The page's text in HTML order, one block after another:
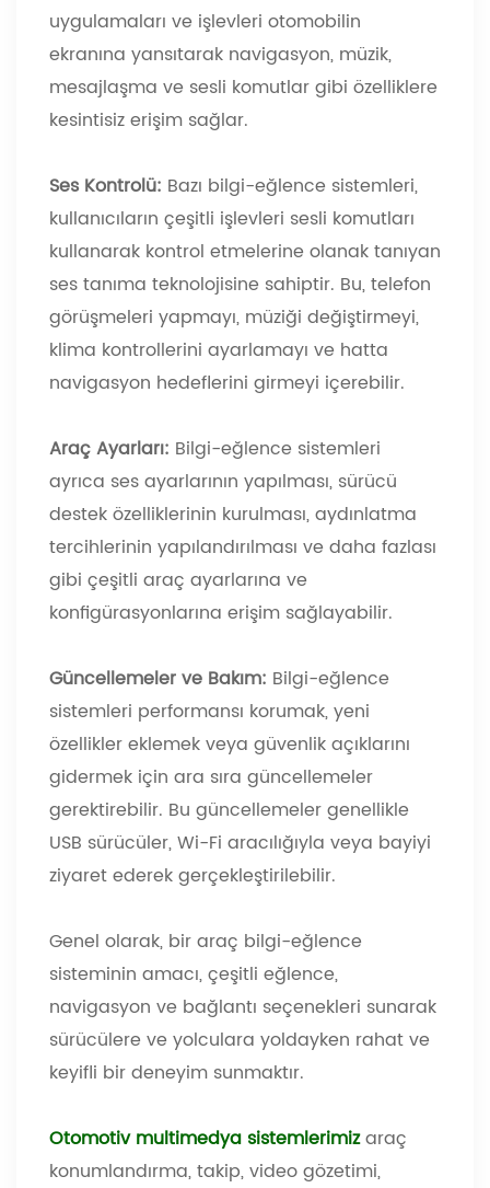
uygulamaları ve işlevleri otomobilin
ekranına yansıtarak navigasyon, müzik,
mesajlaşma ve sesli komutlar gibi özelliklere
kesintisiz erişim sağlar.
Ses Kontrolü: Bazı bilgi-eğlence sistemleri,
kullanıcıların çeşitli işlevleri sesli komutları
kullanarak kontrol etmelerine olanak tanıyan
ses tanıma teknolojisine sahiptir. Bu, telefon
görüşmeleri yapmayı, müziği değiştirmeyi,
klima kontrollerini ayarlamayı ve hatta
navigasyon hedeflerini girmeyi içerebilir.
Araç Ayarları: Bilgi-eğlence sistemleri
ayrıca ses ayarlarının yapılması, sürücü
destek özelliklerinin kurulması, aydınlatma
tercihlerinin yapılandırılması ve daha fazlası
gibi çeşitli araç ayarlarına ve
konfigürasyonlarına erişim sağlayabilir.
Güncellemeler ve Bakım: Bilgi-eğlence
sistemleri performansı korumak, yeni
özellikler eklemek veya güvenlik açıklarını
gidermek için ara sıra güncellemeler
gerektirebilir. Bu güncellemeler genellikle
USB sürücüler, Wi-Fi aracılığıyla veya bayiyi
ziyaret ederek gerçekleştirilebilir.
Genel olarak, bir araç bilgi-eğlence
sisteminin amacı, çeşitli eğlence,
navigasyon ve bağlantı seçenekleri sunarak
sürücülere ve yolculara yoldayken rahat ve
keyifli bir deneyim sunmaktır.
Otomotiv multimedya sistemlerimizaraç
konumlandırma, takip, video gözetimi,